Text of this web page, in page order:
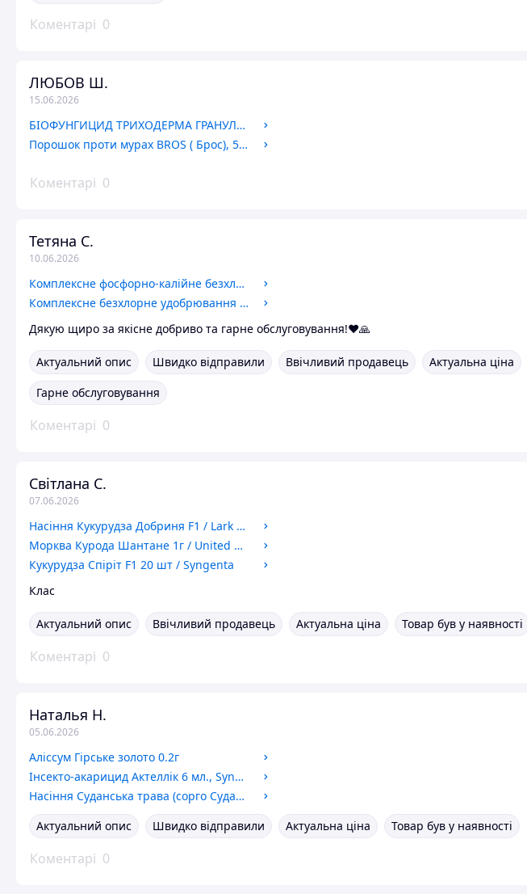
Коментарі 0
ЛЮБОВ Ш.
15.06.2026
БІОФУНГИЦИД ТРИХОДЕРМА ГРАНУЛА 1 КГ НА ВАГУ, BIONORMA
Порошок проти мурах BROS ( Брос), 500г оригінал Польща
Коментарі 0
Тетяна С.
10.06.2026
Комплексне фосфорно-калійне безхлорне добриво Екоплант 5 кг
Комплексне безхлорне удобрювання ЕкоПлант 2 кг
Дякую щиро за якісне добриво та гарне обслуговування!❤🙏
Актуальний опис Швидко відправили Ввічливий продавець Актуальна ціна
Гарне обслуговування
Коментарі 0
Світлана С.
07.06.2026
Насіння Кукурудза Добриня F1 / Lark Seeds
Морква Курода Шантане 1г / United Genetics
Кукурудза Спіріт F1 20 шт / Syngenta
Клас
Актуальний опис Ввічливий продавець Актуальна ціна Товар був у наявності
Коментарі 0
Наталья Н.
05.06.2026
Аліссум Гірське золото 0.2г
Інсекто-акарицид Актеллік 6 мл., Syngenta
Насіння Суданська трава (сорго Суданське),1кг
Актуальний опис
Швидко відправили Актуальна ціна Товар був у наявності
Коментарі 0